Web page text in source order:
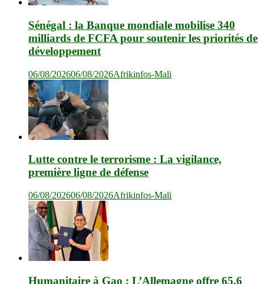
Sénégal : la Banque mondiale mobilise 340
milliards de FCFA pour soutenir les priorités de
développement
06/08/202606/08/2026Afrikinfos-Mali
Lutte contre le terrorisme : La vigilance,
première ligne de défense
06/08/202606/08/2026Afrikinfos-Mali
Humanitaire à Gao : L’Allemagne offre 65,6